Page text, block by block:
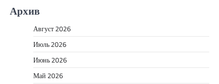
Архив
Август 2026
Июль 2026
Июнь 2026
Май 2026